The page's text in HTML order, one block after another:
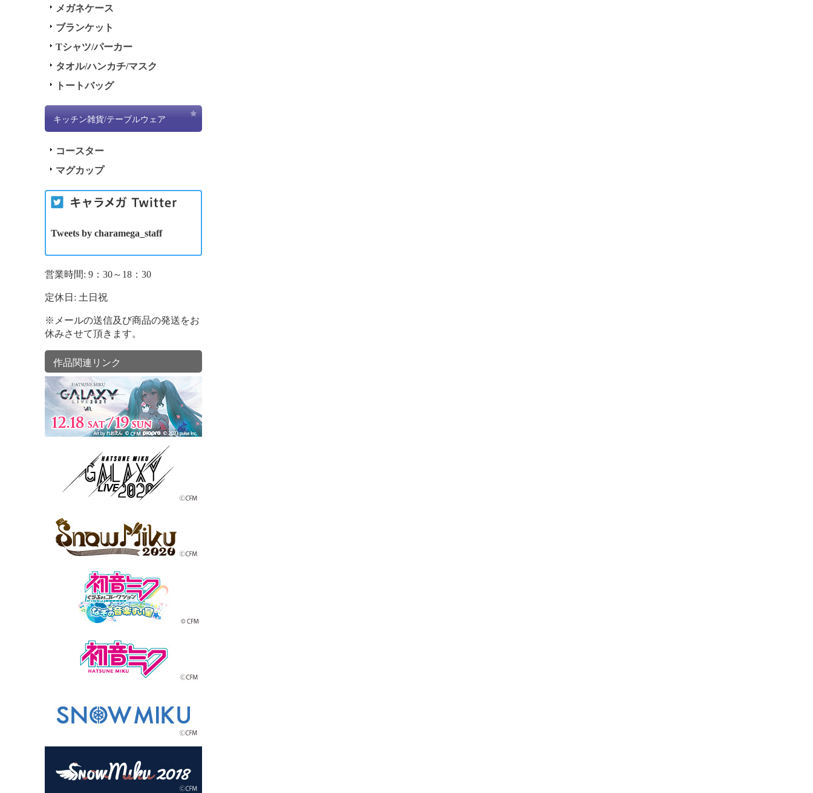
メガネケース
ブランケット
Tシャツ/パーカー
タオル/ハンカチ/マスク
トートバッグ
キッチン雑貨/テーブルウェア
コースター
マグカップ
Tweets by charamega_staff
営業時間: 9：30～18：30
定休日: 土日祝
※メールの送信及び商品の発送をお
休みさせて頂きます。
作品関連リンク